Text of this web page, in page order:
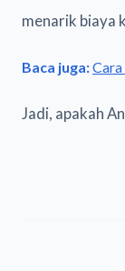
menarik biaya
Baca juga:
Jadi, apakah